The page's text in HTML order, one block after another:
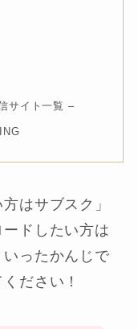
サイト一覧 –
はサブスク」
ードしたい方は
ったかんじで
ださい！